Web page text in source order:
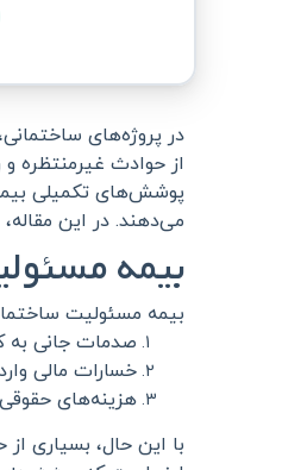
در پروژه‌های
از حوادث غیرمنتظره
پوشش‌های تکمیلی
می‌دهند. در این
بیمه
بیمه مسئولیت
صدمات جانی به
خسارات مالی
هزینه‌های
با این حال، بسیاری